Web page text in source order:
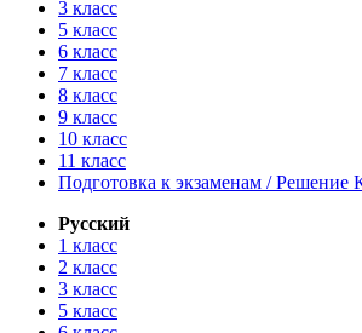
3 класс
5 класс
6 класс
7 класс
8 класс
9 класс
10 класс
11 класс
Подготовка к экзаменам /
Русский
1 класс
2 класс
3 класс
5 класс